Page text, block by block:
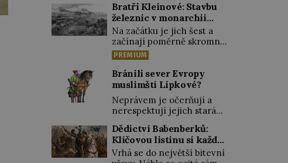
Bratři Kleinové: Stavbu
železnic v monarchii
ovládli samouci
Na začátku je jich šest a
začínají poměrně skromně,
úpravami zahrad, rybníků a
parků. Postupně si ale
troufnou i na stavbu
železnic. Během 40 let
vybudují na území
monarchie třetinu všech
tratí, tedy asi 3500
kilometrů! Ohromně na
tom zbohatnou…
Podnikavého ducha zdědí
bratři Kleinové po otci
PREMIUM
Bránili sever Evropy
muslimští Lipkové?
Neprávem je očerňují a
nerespektují jejich stará
přestali vyplácet
dohodnutý žold! Lipkové
proti těmto „podrazům“
Dědictví Babenberků:
Klíčovou listinu si každý
vykládal po svém
Vrhá se do největší bitevní